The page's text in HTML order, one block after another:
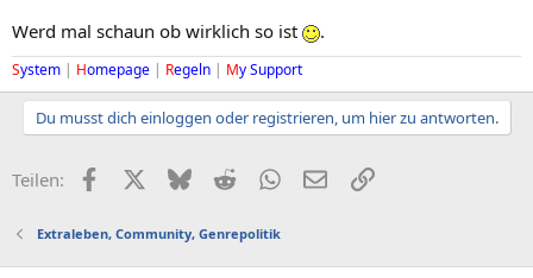
Werd mal schaun ob wirklich so ist .
System | Homepage | Regeln | My Support
Du musst dich einloggen oder registrieren, um hier zu antworten.
Teilen: FacebookX (Twitter)
BlueskyRedditWhatsApp
E-MailLink
Extraleben, Community, Genrepolitik